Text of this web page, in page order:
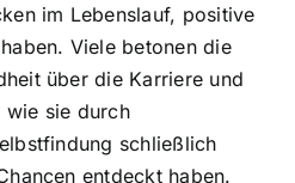
im Lebenslauf, positive
Viele betonen die
über die Karriere und
sie durch
schließlich
entdeckt haben.